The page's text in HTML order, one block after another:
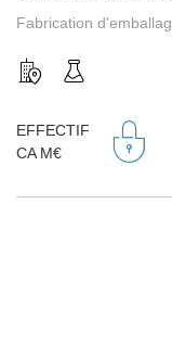
Fabrication
EFFECTIF
CA M€